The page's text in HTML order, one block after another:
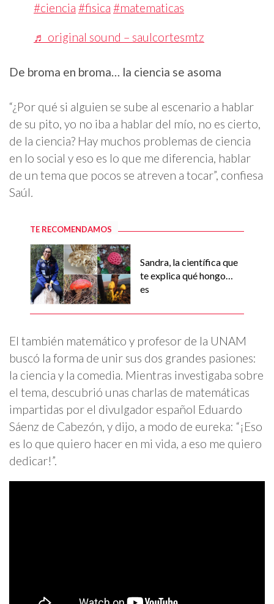
#ciencia #fisica #matematicas
♬ original sound – saulcortesmtz
De broma en broma… la ciencia se asoma
“¿Por qué si alguien se sube al escenario a hablar
de su pito, yo no iba a hablar del mío, no es cierto,
de la ciencia? Hay muchos problemas de ciencia
en lo social y eso es lo que me diferencia, hablar
de un tema que pocos se atreven a tocar”, confiesa
Saúl.
TE RECOMENDAMOS
Sandra, la científica que
te explica qué hongo…
es
El también matemático y profesor de la UNAM
buscó la forma de unir sus dos grandes pasiones:
la ciencia y la comedia. Mientras investigaba sobre
el tema, descubrió unas charlas de matemáticas
impartidas por el divulgador español Eduardo
Sáenz de Cabezón, y dijo, a modo de eureka: “¡Eso
es lo que quiero hacer en mi vida, a eso me quiero
dedicar!”.